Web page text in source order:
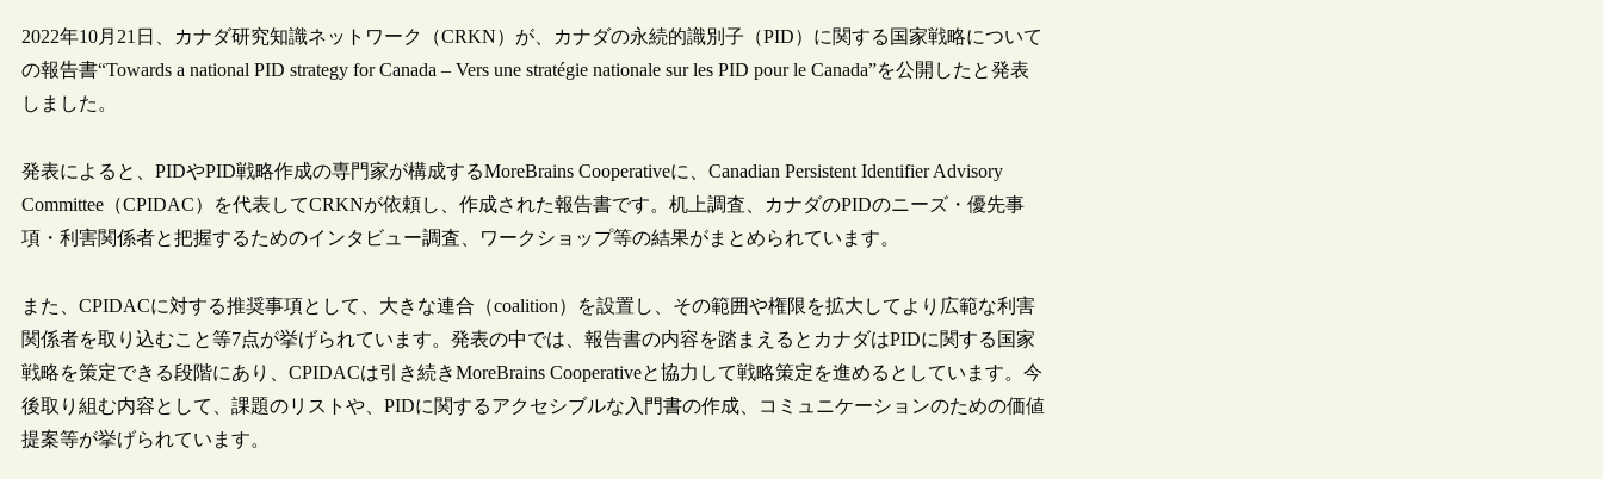
2022年10月21日、カナダ研究知識ネットワーク（CRKN）が、カナダの永続的識別子（PID）に関する国家戦略について
の報告書“Towards a national PID strategy for Canada – Vers une stratégie nationale sur les PID pour le Canada”を公開したと発表
しました。
発表によると、PIDやPID戦略作成の専門家が構成するMoreBrains Cooperativeに、Canadian Persistent Identifier Advisory
Committee（CPIDAC）を代表してCRKNが依頼し、作成された報告書です。机上調査、カナダのPIDのニーズ・優先事
項・利害関係者と把握するためのインタビュー調査、ワークショップ等の結果がまとめられています。
また、CPIDACに対する推奨事項として、大きな連合（coalition）を設置し、その範囲や権限を拡大してより広範な利害
関係者を取り込むこと等7点が挙げられています。発表の中では、報告書の内容を踏まえるとカナダはPIDに関する国家
戦略を策定できる段階にあり、CPIDACは引き続きMoreBrains Cooperativeと協力して戦略策定を進めるとしています。今
後取り組む内容として、課題のリストや、PIDに関するアクセシブルな入門書の作成、コミュニケーションのための価値
提案等が挙げられています。